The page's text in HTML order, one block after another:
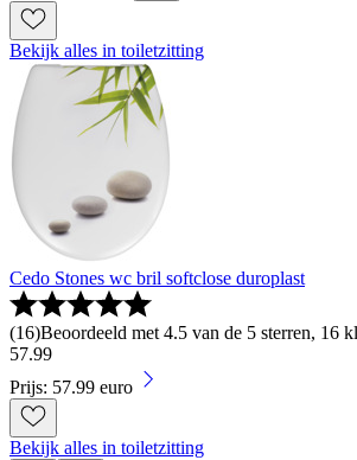
Bekijk alles in toiletzitting
Cedo Stones wc bril softclose duroplast
(16)Beoordeeld met 4.5 van de 5 sterren, 16
57.99
Prijs: 57.99 euro
Bekijk alles in toiletzitting